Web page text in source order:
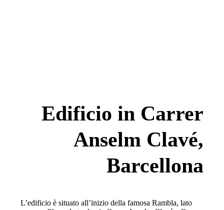
Edificio in Carrer
Anselm Clavé,
Barcellona
L’edificio è situato all’inizio della famosa Rambla, lato